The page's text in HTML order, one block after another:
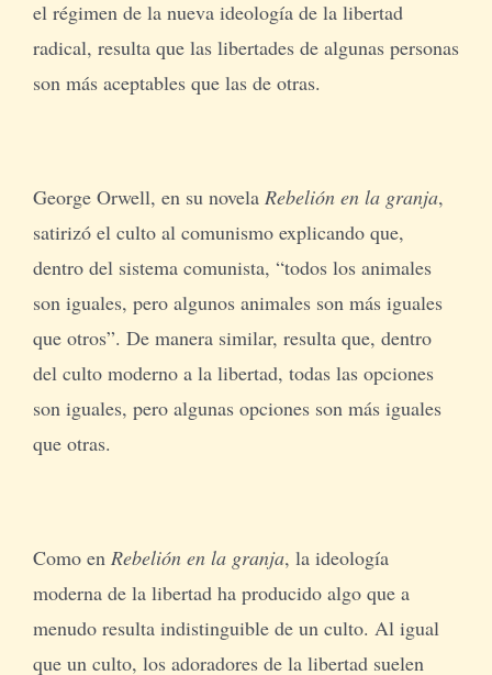
el régimen de la nueva ideología de la libertad
radical, resulta que las libertades de algunas personas
son más aceptables que las de otras.
George Orwell, en su novela Rebelión en la granja,
satirizó el culto al comunismo explicando que,
dentro del sistema comunista, “todos los animales
son iguales, pero algunos animales son más iguales
que otros”. De manera similar, resulta que, dentro
del culto moderno a la libertad, todas las opciones
son iguales, pero algunas opciones son más iguales
que otras.
Como en Rebelión en la granja, la ideología
moderna de la libertad ha producido algo que a
menudo resulta indistinguible de un culto. Al igual
que un culto, los adoradores de la libertad suelen